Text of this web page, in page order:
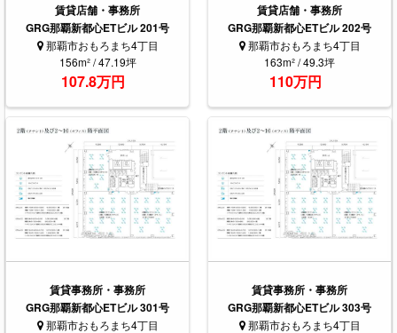
賃貸店舗・事務所
GRG那覇新都心ETビル 201号
那覇市おもろまち4丁目
156m² / 47.19坪
107.8万円
賃貸店舗・事務所
GRG那覇新都心ETビル 202号
那覇市おもろまち4丁目
163m² / 49.3坪
110万円
賃貸事務所・事務所
GRG那覇新都心ETビル 301号
那覇市おもろまち4丁目
賃貸事務所・事務所
GRG那覇新都心ETビル 303号
那覇市おもろまち4丁目